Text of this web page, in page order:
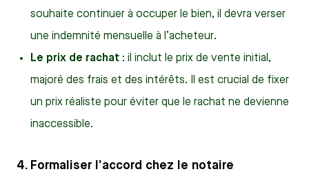
souhaite continuer à occuper le bien, il devra verser
une indemnité mensuelle à l’acheteur.
Le prix de rachat : il inclut le prix de vente initial,
majoré des frais et des intérêts. Il est crucial de fixer
un prix réaliste pour éviter que le rachat ne devienne
inaccessible.
4. Formaliser l’accord chez le notaire